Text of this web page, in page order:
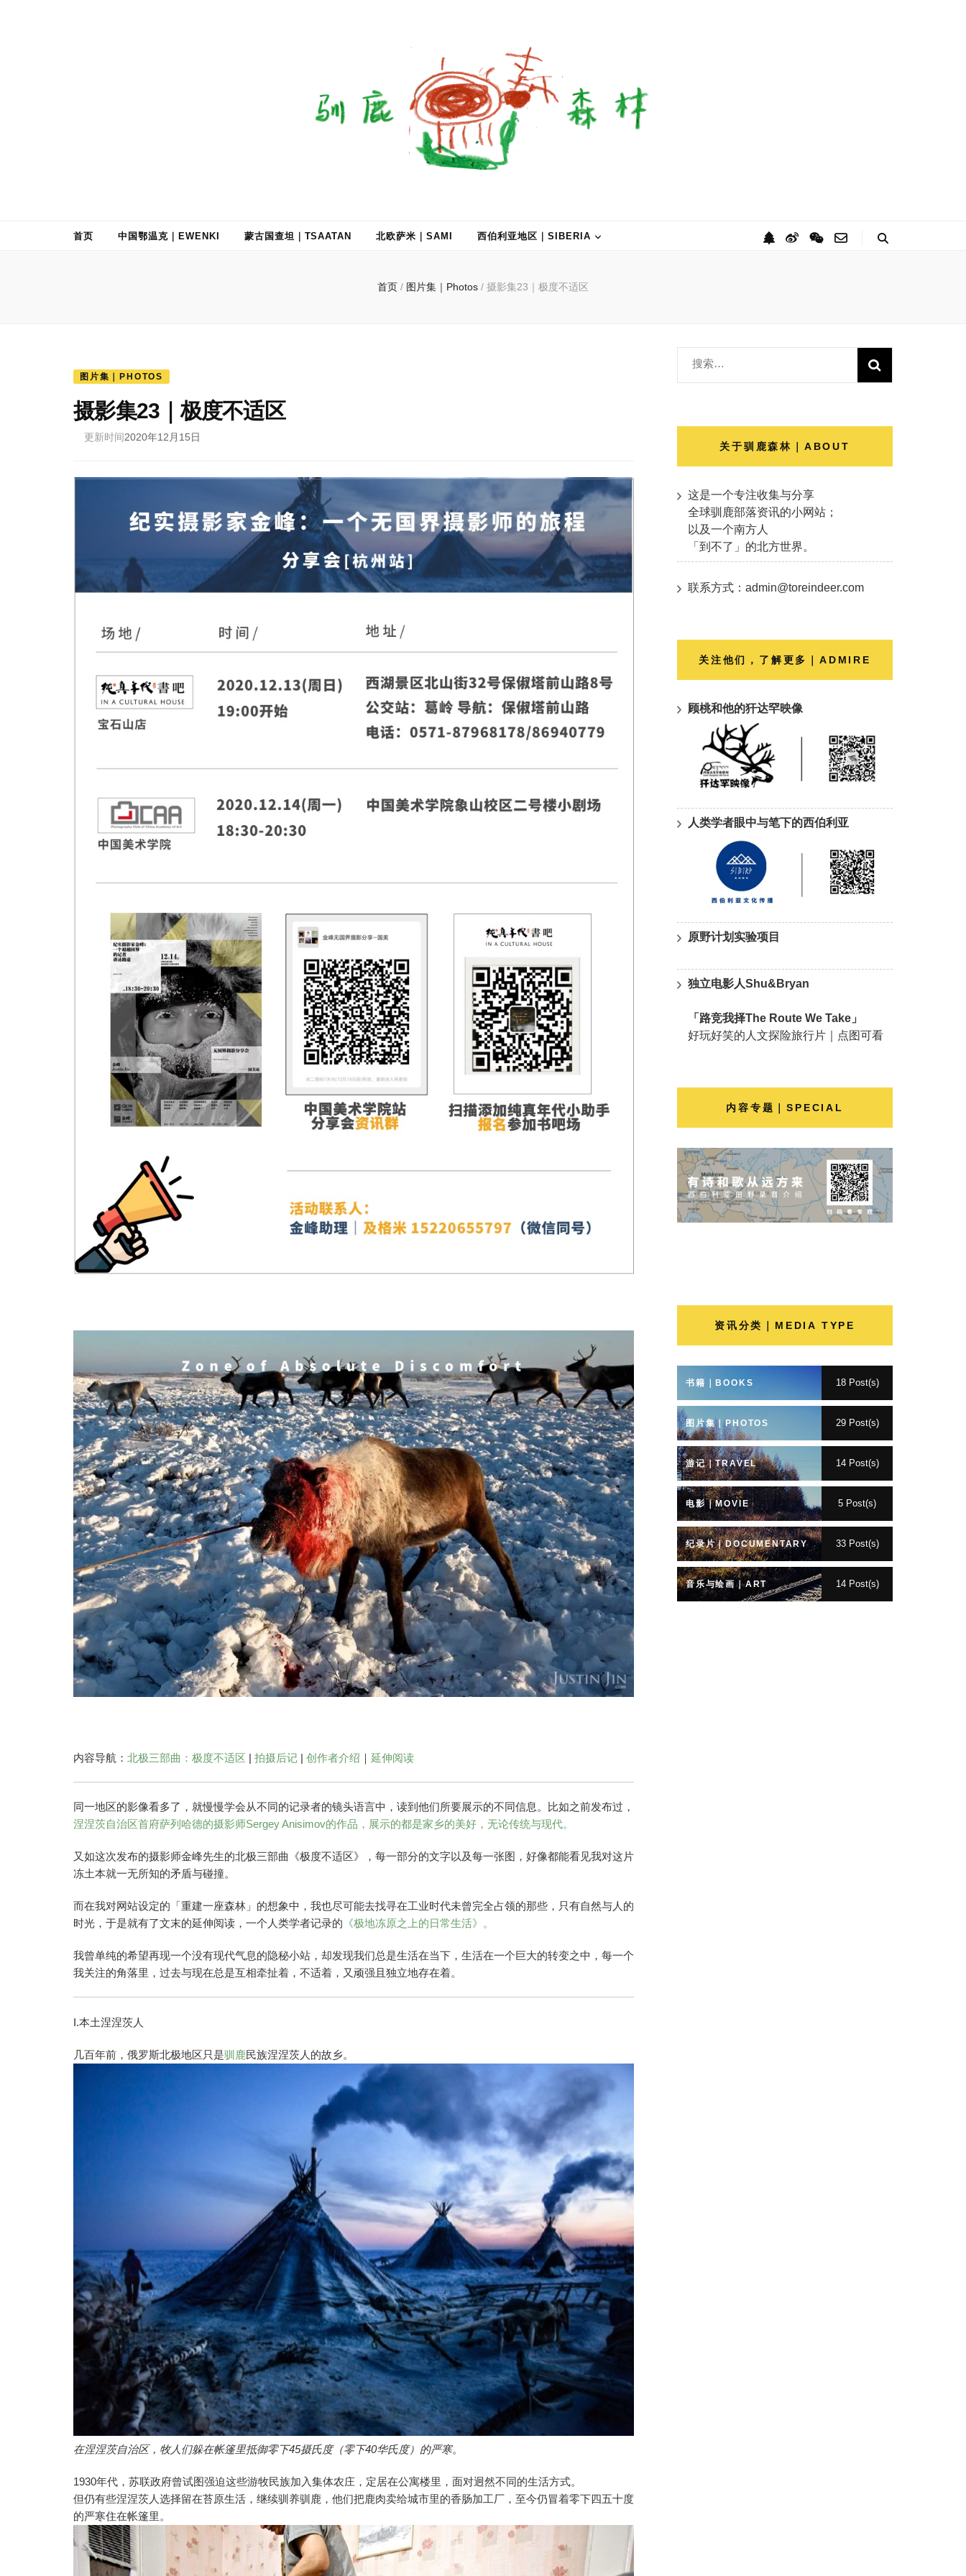
首页 中国鄂温克｜EWENKI 蒙古国查坦｜TSAATAN 北欧萨米｜SAMI 西伯利亚地区｜SIBERIA
首页 / 图片集｜Photos / 摄影集23｜极度不适区
图片集｜PHOTOS
摄影集23｜极度不适区
更新时间2020年12月15日
内容导航： 北极三部曲：极度不适区 | 拍摄后记 | 创作者介绍 ｜ 延伸阅读
同一地区的影像看多了，就慢慢学会从不同的记录者的镜头语言中，读到他们所要展示的不同信息。比如之前发布过，
涅涅茨自治区首府萨列哈德的摄影师Sergey Anisimov的作品，展示的都是家乡的美好，无论传统与现代。
又如这次发布的摄影师金峰先生的北极三部曲《极度不适区》，每一部分的文字以及每一张图，好像都能看见我对这片
冻土本就一无所知的矛盾与碰撞。
而在我对网站设定的「重建一座森林」的想象中，我也尽可能去找寻在工业时代未曾完全占领的那些，只有自然与人的
时光，于是就有了文末的延伸阅读，一个人类学者记录的 《极地冻原之上的日常生活》。
我曾单纯的希望再现一个没有现代气息的隐秘小站，却发现我们总是生活在当下，生活在一个巨大的转变之中，每一个
我关注的角落里，过去与现在总是互相牵扯着，不适着，又顽强且独立地存在着。
I.本土涅涅茨人
几百年前，俄罗斯北极地区只是驯鹿民族涅涅茨人的故乡。
在涅涅茨自治区，牧人们躲在帐篷里抵御零下45摄氏度（零下40华氏度）的严寒。
1930年代，苏联政府曾试图强迫这些游牧民族加入集体农庄，定居在公寓楼里，面对迥然不同的生活方式。
但仍有些涅涅茨人选择留在苔原生活，继续驯养驯鹿，他们把鹿肉卖给城市里的香肠加工厂，至今仍冒着零下四五十度
的严寒住在帐篷里。
搜
索：
关于驯鹿森林｜ABOUT
这是一个专注收集与分享
全球驯鹿部落资讯的小网站；
以及一个南方人
「到不了」的北方世界。
联系方式：admin@toreindeer.com
关注他们，了解更多｜ADMIRE
顾桃和他的犴达罕映像
人类学者眼中与笔下的西伯利亚
原野计划实验项目
独立电影人Shu&Bryan
「路竞我择The Route We Take」
好玩好笑的人文探险旅行片｜点图可看
内容专题｜SPECIAL
资讯分类｜MEDIA TYPE
书籍｜BOOKS 18 Post(s)
图片集｜PHOTOS 29 Post(s)
游记｜TRAVEL 14 Post(s)
电影｜MOVIE 5 Post(s)
纪录片｜DOCUMENTARY 33 Post(s)
音乐与绘画｜ART 14 Post(s)